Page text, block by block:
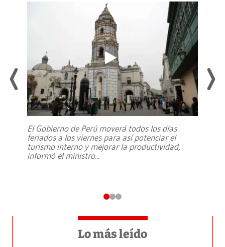
El Gobierno de Perú moverá todos los días
feriados a los viernes para así potenciar el
turismo interno y mejorar la productividad,
informó el ministro...
Lo más leído